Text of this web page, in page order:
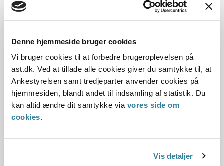
Denne hjemmeside bruger cookies
Vi bruger cookies til at forbedre brugeroplevelsen på
ast.dk. Ved at tillade alle cookies giver du samtykke til, at
Ankestyrelsen samt tredjeparter anvender cookies på
hjemmesiden, blandt andet til indsamling af statistik. Du
kan altid ændre dit samtykke via vores side om
cookies.
Vis detaljer
Demonstrationsfaciliteterne skulle opføres i forbindelse
med, at der blev bygget et antal ungdomsboliger.
Det var Statsforvaltningen Midtjyllands opfattelse, at
projektet faldt inden for de aktiviteter, som kommunen
lovligt kunne støtte efter den dagælde...
En kommune kunne ikke sælge grund